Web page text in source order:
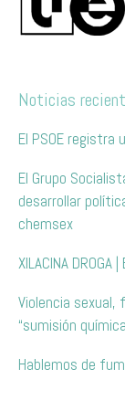
Noticias
El PSOE registra
El Grupo
desarrollar
chemsex
XILACINA
Violencia sexual,
“sumisión
Hablemos de